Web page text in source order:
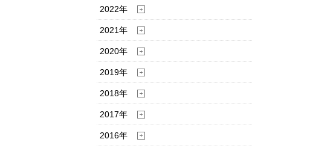
2022年
2021年
2020年
2019年
2018年
2017年
2016年